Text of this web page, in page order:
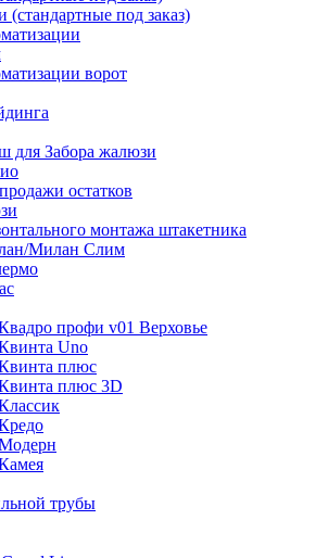
под заказ)
ворот
для Забора жалюзи
остатков
монтажа штакетника
Милан Слим
профи v01 Верховье
Uno
плюс
плюс 3D
трубы